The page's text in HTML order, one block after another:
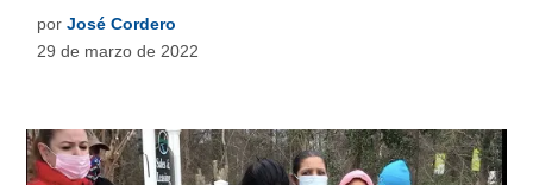
por José Cordero
29 de marzo de 2022